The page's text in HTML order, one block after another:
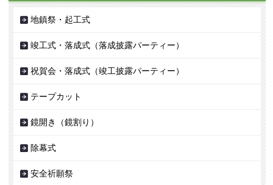
地鎮祭・起工式
竣工式・落成式（落成披露パーティー）
祝賀会・落成式（竣工披露パーティー）
テープカット
鏡開き（鏡割り）
除幕式
安全祈願祭